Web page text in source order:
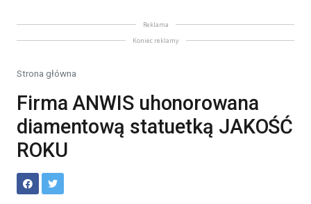
Reklama
Koniec reklamy
Strona główna
Firma ANWIS uhonorowana
diamentową statuetką JAKOŚĆ
ROKU